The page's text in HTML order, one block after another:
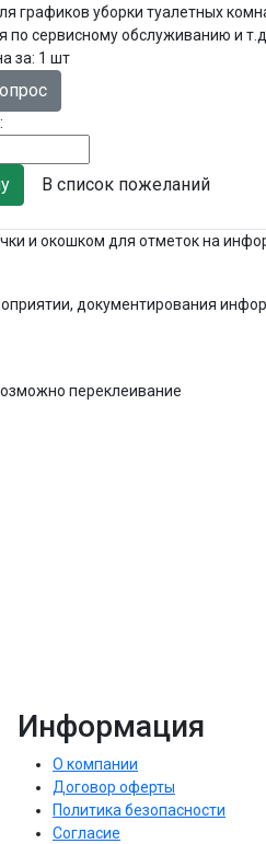
графиков уборки туалетных
по сервисному обслуживанию и
за: 1 шт
В список пожеланий
и окошком для отметок на
документирования
переклеивание
Информация
О компании
Договор оферты
Политика безопасности
Согласие